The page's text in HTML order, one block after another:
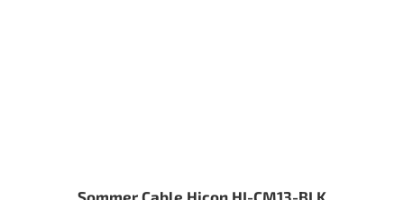
Sommer Cable Hicon HI-CM13-BLK